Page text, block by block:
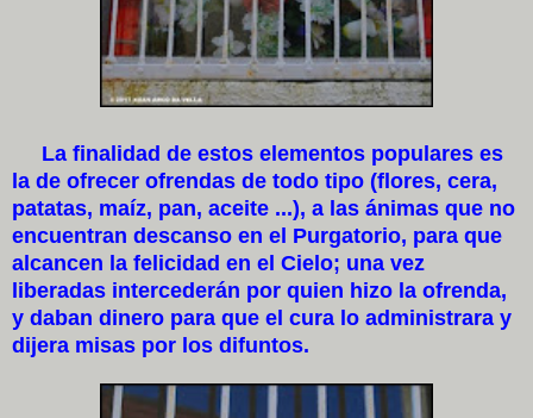
La finalidad de estos elementos populares es
la de ofrecer ofrendas de todo tipo (flores, cera,
patatas, maíz, pan, aceite ...), a las ánimas que no
encuentran descanso en el Purgatorio, para que
alcancen la felicidad en el Cielo; una vez
liberadas intercederán por quien hizo la ofrenda,
y daban dinero para que el cura lo administrara y
dijera misas por los difuntos.